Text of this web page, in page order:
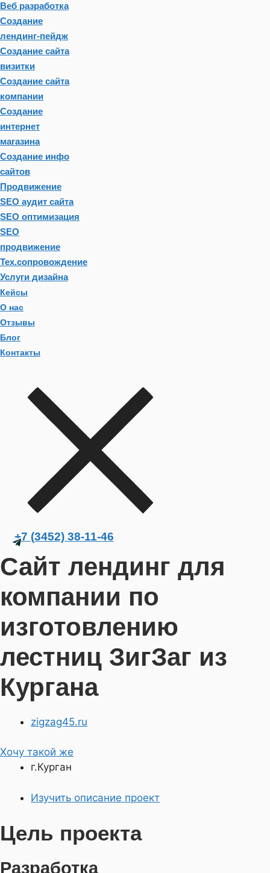
Веб разработка
Создание
лендинг-пейдж
Создание сайта
визитки
Создание сайта
компании
Создание
интернет
магазина
Создание инфо
сайтов
Продвижение
SEO аудит сайта
SEO оптимизация
SEO
продвижение
Тех.сопровождение
Услуги дизайна
Кейсы
О нас
Отзывы
Блог
Контакты
+7 (3452) 38-11-46
Сайт лендинг для
компании по
изготовлению
лестниц ЗигЗаг из
Кургана
zigzag45.ru
Хочу такой же
г.Курган
Изучить описание проект
Цель проекта
Разработка